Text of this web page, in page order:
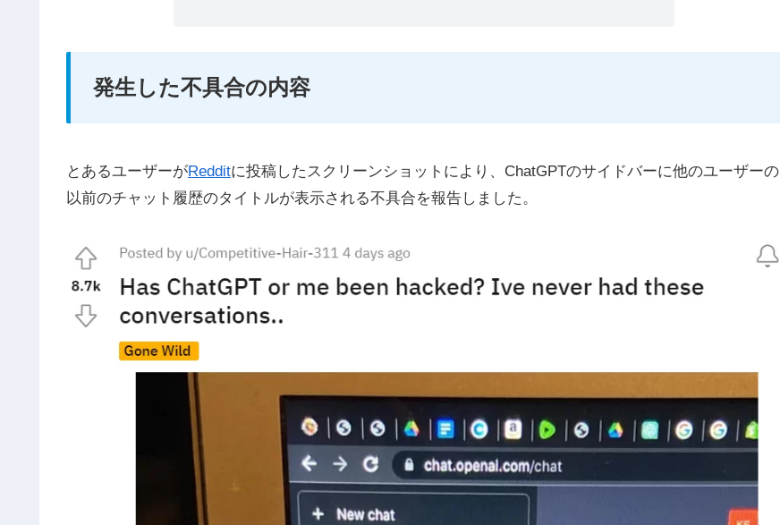
発生した不具合の内容
とあるユーザーがRedditに投稿したスクリーンショットにより、ChatGPTのサイドバーに他のユーザーの
以前のチャット履歴のタイトルが表示される不具合を報告しました。